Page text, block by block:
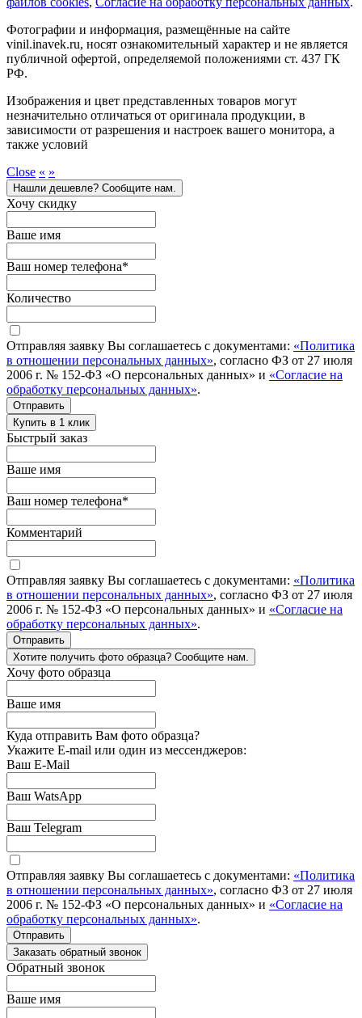
Фотографии и информация, размещённые на сайте
vinil.inavek.ru, носят ознакомительный характер и не является
публичной офертой, определяемой положениями ст. 437 ГК
РФ.
Изображения и цвет представленных товаров могут
незначительно отличаться от оригинала продукции, в
зависимости от разрешения и настроек вашего монитора, а
также условий
Close « »
Нашли дешевле? Сообщите нам.
Хочу скидку
Ваше имя
Ваш номер телефона*
Количество
Отправляя заявку Вы соглашаетесь с документами: «Политика
в отношении персональных данных», согласно ФЗ от 27 июля
2006 г. № 152-ФЗ «О персональных данных» и «Согласие на
обработку персональных данных».
Отправить
Купить в 1 клик
Быстрый заказ
Ваше имя
Ваш номер телефона*
Комментарий
Отправляя заявку Вы соглашаетесь с документами: «Политика
в отношении персональных данных», согласно ФЗ от 27 июля
2006 г. № 152-ФЗ «О персональных данных» и «Согласие на
обработку персональных данных».
Отправить
Хотите получить фото образца? Сообщите нам.
Хочу фото образца
Ваше имя
Куда отправить Вам фото образца?
Укажите E-mail или один из мессенджеров:
Ваш E-Mail
Ваш WatsApp
Ваш Telegram
Отправляя заявку Вы соглашаетесь с документами: «Политика
в отношении персональных данных», согласно ФЗ от 27 июля
2006 г. № 152-ФЗ «О персональных данных» и «Согласие на
обработку персональных данных».
Отправить
Заказать обратный звонок
Обратный звонок
Ваше имя